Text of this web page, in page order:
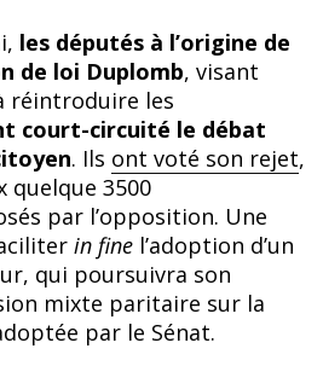
les députés à l’origine de
de loi Duplomb, visant
réintroduire les
court-circuité le débat
. Ils ont voté son rejet,
quelque 3500
par l’opposition. Une
in fine l’adoption d’un
qui poursuivra son
mixte paritaire sur la
par le Sénat.